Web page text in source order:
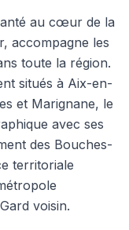
au cœur de la
accompagne les
toute la région.
situés à Aix-en-
et Marignane, le
avec ses
des Bouches-
territoriale
voisin.